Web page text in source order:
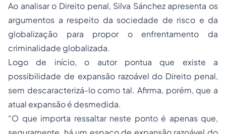
Ao analisar o Direito penal, Silva Sánchez apresenta os
argumentos a respeito da sociedade de risco e da
globalização para propor o enfrentamento da
criminalidade globalizada.
Logo de início, o autor pontua que existe a
possibilidade de expansão razoável do Direito penal,
sem descaracterizá-lo como tal. Afirma, porém, que a
atual expansão é desmedida.
“O que importa ressaltar neste ponto é apenas que,